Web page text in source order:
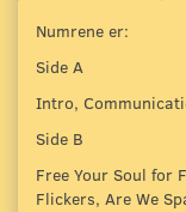
Numrene er:
Side A
Intro,
Side B
Free Your Soul for
Flickers, Are We